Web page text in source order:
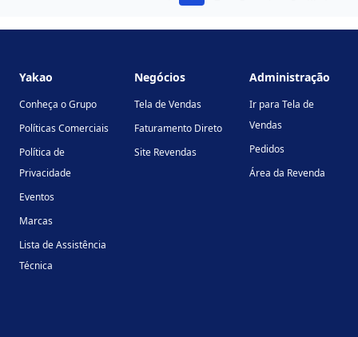
Yakao
Conheça o Grupo
Políticas Comerciais
Política de
Privacidade
Eventos
Marcas
Lista de Assistência
Técnica
Negócios
Tela de Vendas
Faturamento Direto
Site Revendas
Administração
Ir para Tela de
Vendas
Pedidos
Área da Revenda